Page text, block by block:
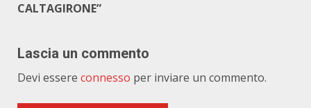
CALTAGIRONE”
Lascia un commento
Devi essere connesso per inviare un commento.